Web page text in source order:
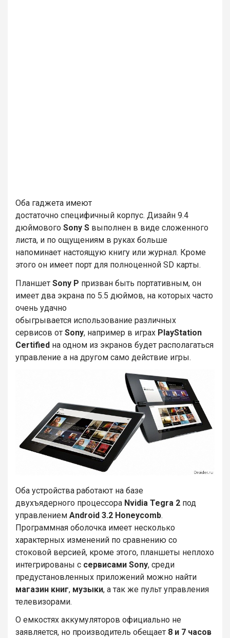
Оба гаджета имеют
достаточно специфичный корпус. Дизайн 9.4
дюймового Sony S выполнен в виде сложенного
листа, и по ощущениям в руках больше
напоминает настоящую книгу или журнал. Кроме
этого он имеет порт для полноценной SD карты.
Планшет Sony P призван быть портативным, он
имеет два экрана по 5.5 дюймов, на которых часто
очень удачно
обыгрывается использование различных
сервисов от Sony, например в играх PlayStation
Certified на одном из экранов будет располагаться
управление а на другом само действие игры.
Оба устройства работают на базе
двухъядерного процессора Nvidia Tegra 2 под
управлением Android 3.2 Honeycomb.
Программная оболочка имеет несколько
характерных изменений по сравнению со
стоковой версией, кроме этого, планшеты неплохо
интегрированы с сервисами Sony, среди
предустановленных приложений можно найти
магазин книг, музыки, а так же пульт управления
телевизорами.
О емкостях аккумуляторов официально не
заявляется, но производитель обещает 8 и 7 часов